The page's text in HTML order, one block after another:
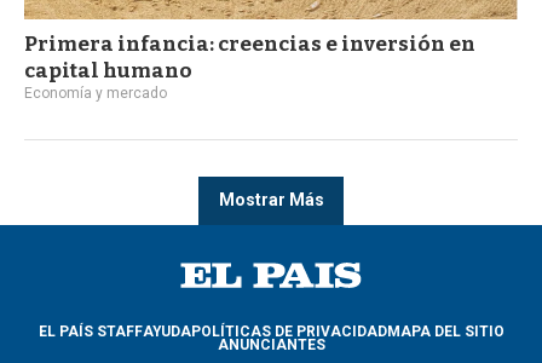
Primera infancia: creencias e inversión en
capital humano
Economía y mercado
Mostrar Más
EL PAÍS STAFFAYUDAPOLÍTICAS DE PRIVACIDADMAPA DEL SITIO
ANUNCIANTES